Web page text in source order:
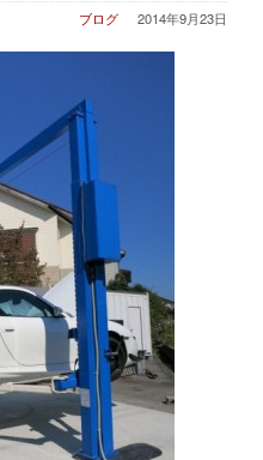
2014年9月23日
ブログ